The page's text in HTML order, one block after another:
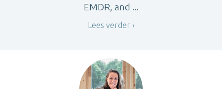
EMDR, and ...
Lees verder